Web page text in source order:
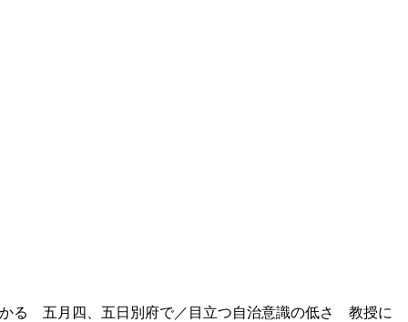
る 五月四、五日別府で／目立つ自治意識の低さ 教授に